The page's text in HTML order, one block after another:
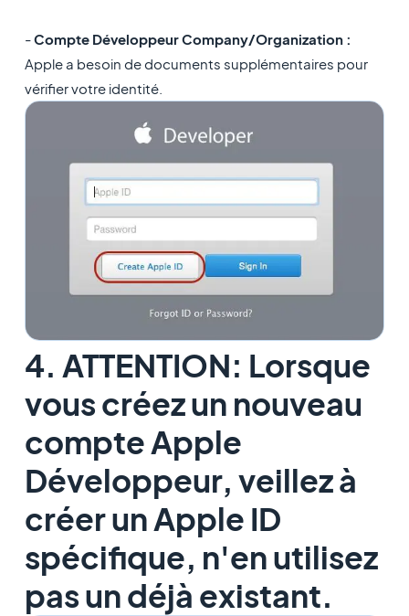
-Compte Développeur Company/Organization :
Apple a besoin de documents supplémentaires pour
vérifier votre identité.
4. ATTENTION: Lorsque
vous créez un nouveau
compte Apple
Développeur, veillez à
créer un Apple ID
spécifique, n'en utilisez
pas un déjà existant.